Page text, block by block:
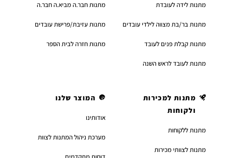
מתנות לידה לעובדת
מתנות בר/בת מצווה לילדי עובדים
מתנות קבלת פנים לעובד
מתנות לעובד לראש השנה
מתנות חבר.ה מביא.ה חבר.ה
מתנות עזיבת/פרישת עובדים
מתנות חזרה לבית הספר
מתנות למכירות
ולקוחות
מתנות ללקוחות
מתנות לצוותי מכירות
המוצר שלנו
אודותינו
מערכת ניהול המתנות לצוות